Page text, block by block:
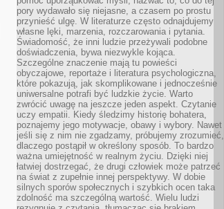
pory wydawało się niejasne, a czasem po prostu
przynieść ulgę. W literaturze często odnajdujemy
własne lęki, marzenia, rozczarowania i pytania.
Świadomość, że inni ludzie przeżywali podobne
doświadczenia, bywa niezwykle kojąca.
Szczególne znaczenie mają tu powieści
obyczajowe, reportaże i literatura psychologiczna,
które pokazują, jak skomplikowane i jednocześnie
uniwersalne potrafi być ludzkie życie. Warto
zwrócić uwagę na jeszcze jeden aspekt. Czytanie
uczy empatii. Kiedy śledzimy historię bohatera,
poznajemy jego motywacje, obawy i wybory. Nawet
jeśli się z nim nie zgadzamy, próbujemy zrozumieć,
dlaczego postąpił w określony sposób. To bardzo
ważna umiejętność w realnym życiu. Dzięki niej
łatwiej dostrzegać, że drugi człowiek może patrzeć
na świat z zupełnie innej perspektywy. W dobie
silnych sporów społecznych i szybkich ocen taka
zdolność ma szczególną wartość. Wielu ludzi